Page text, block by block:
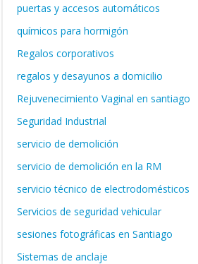
puertas y accesos automáticos
químicos para hormigón
Regalos corporativos
regalos y desayunos a domicilio
Rejuvenecimiento Vaginal en santiago
Seguridad Industrial
servicio de demolición
servicio de demolición en la RM
servicio técnico de electrodomésticos
Servicios de seguridad vehicular
sesiones fotográficas en Santiago
Sistemas de anclaje